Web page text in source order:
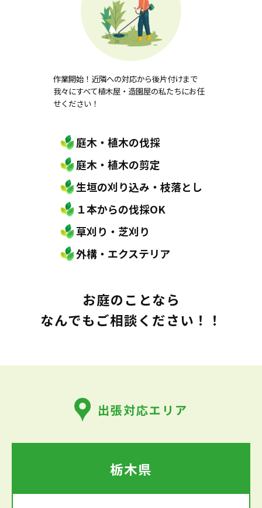
作業開始！近隣への対応から後片付けまで
我々にすべて植木屋・造園屋の私たちにお任
せください！
庭木・植木の伐採
庭木・植木の剪定
生垣の刈り込み・枝落とし
１本からの伐採OK
草刈り・芝刈り
外構・エクステリア
お庭のことなら
なんでもご相談ください！！
出張対応エリア
栃木県